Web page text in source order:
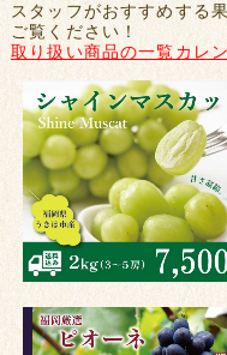
スタッフがおすすめする
ご覧ください！
取り扱い商品の一覧カレ